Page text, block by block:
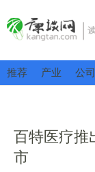
推荐 产业 公司
百特医疗推
市